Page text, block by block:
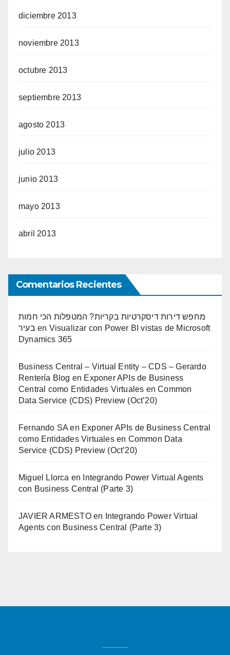
diciembre 2013
noviembre 2013
octubre 2013
septiembre 2013
agosto 2013
julio 2013
junio 2013
mayo 2013
abril 2013
Comentarios Recientes
מחפש דירות דיסקרטיות בקריות? המטפלות הכי חמות
בעיר en Visualizar con Power BI vistas de Microsoft
Dynamics 365
Business Central – Virtual Entity – CDS – Gerardo
Rentería Blog en Exponer APIs de Business
Central como Entidades Virtuales en Common
Data Service (CDS) Preview (Oct’20)
Fernando SA en Exponer APIs de Business Central
como Entidades Virtuales en Common Data
Service (CDS) Preview (Oct’20)
Miguel Llorca en
Integrando Power Virtual Agents
con Business Central (Parte 3)
JAVIER ARMESTOen
Integrando Power Virtual
Agents con Business Central (Parte 3)